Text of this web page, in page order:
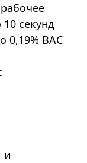
10 секунд
0,19% BAC
и